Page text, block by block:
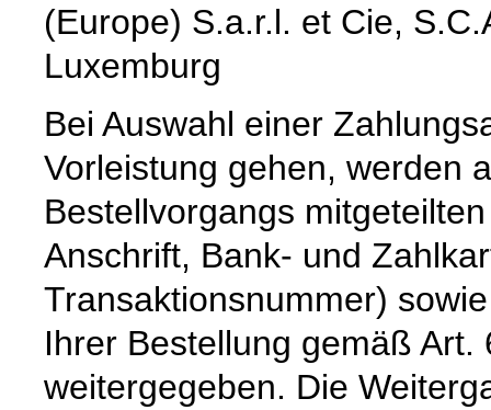
(Europe) S.a.r.l. et Cie,
Luxemburg
Bei Auswahl einer
Vorleistung gehen, werden
Bestellvorgangs
Anschrift, Bank- und
Transaktionsnummer)
Ihrer Bestellung gemäß Art.
weitergegeben. Die